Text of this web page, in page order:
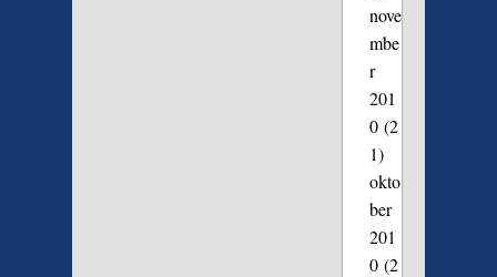
nove
mbe
r
201
0(2
1)
okto
ber
201
0(2